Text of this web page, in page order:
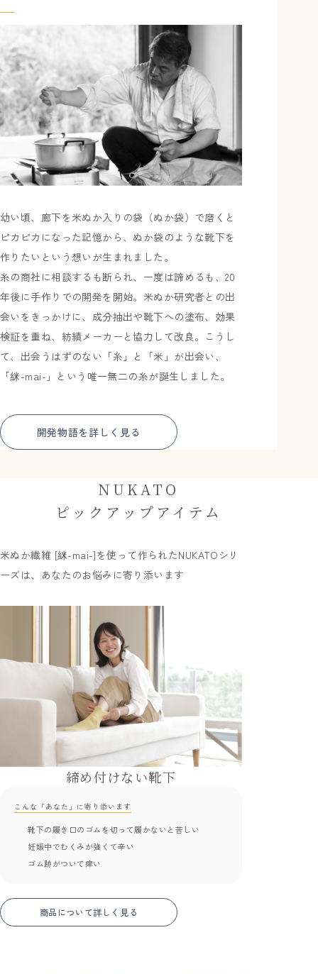
幼い頃、廊下を米ぬか入りの袋（ぬか袋）で磨くと
ピカピカになった記憶から、ぬか袋のような靴下を
作りたいという想いが生まれました。
糸の商社に相談するも断られ、一度は諦めるも、20
年後に手作りでの開発を開始。米ぬか研究者との出
会いをきっかけに、成分抽出や靴下への塗布、効果
検証を重ね、紡績メーカーと協力して改良。こうし
て、出会うはずのない「糸」と「米」が出会い、
「䋛-mai-」という唯一無二の糸が誕生しました。
開発物語を詳しく見る
NUKATO
ピックアップアイテム
米ぬか繊維 [䋛-mai-]を使って作られたNUKATOシリ
ーズは、あなたのお悩みに寄り添います
締め付けない靴下
こんな「あなた」に寄り添います
靴下の履き口のゴムを切って履かないと苦しい
妊娠中でむくみが強くて辛い
ゴム跡がついて痒い
商品について詳しく見る